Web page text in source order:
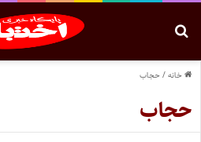
خانه/حجاب
حجاب